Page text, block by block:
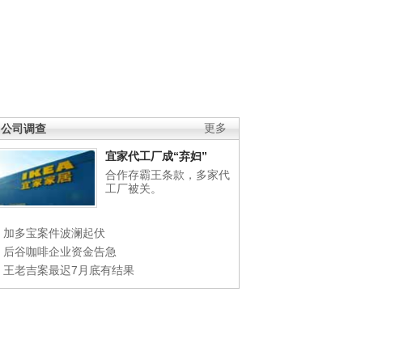
更多
公司调查
宜家代工厂成“弃妇”
合作存霸王条款，多家代
工厂被关。
加多宝案件波澜起伏
后谷咖啡企业资金告急
王老吉案最迟7月底有结果